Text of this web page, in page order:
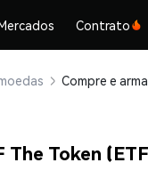
Contrato
The Token